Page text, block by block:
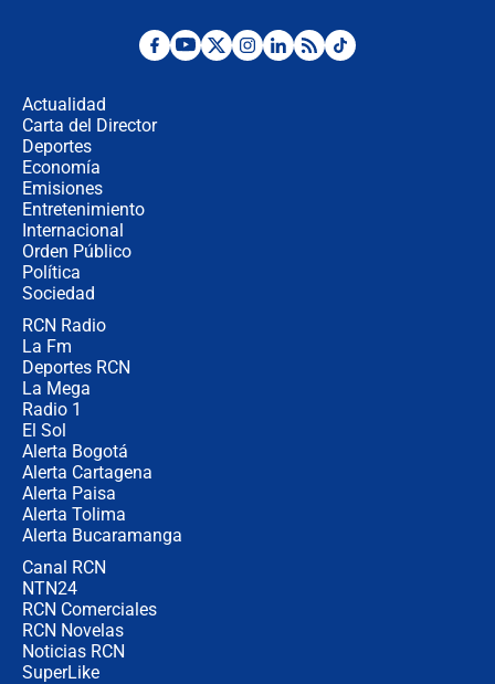
"No hubo fraude ni posibilidad de
Actualidad
Carta del Director
Deportes
Economía
Emisiones
Entretenimiento
Internacional
Orden Público
Política
Sociedad
RCN Radio
La Fm
Deportes RCN
La Mega
Radio 1
El Sol
Alerta Bogotá
Alerta Cartagena
Alerta Paisa
Alerta Tolima
Alerta Bucaramanga
Canal RCN
NTN24
RCN Comerciales
RCN Novelas
Noticias RCN
SuperLike